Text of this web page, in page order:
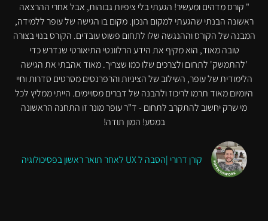
" קורס מדהים ומעשיר! הגעתי בלי ציפיות גבוהות, אבל אחרי ההרצאה
ראשונה הבנתי שהגעתי למקום הנכון. מקום בו הגישה של עופר ללמידה,
המבנה של הקורס וההנגשה שלו לתחום פשוט עובדים. הקורס בנוי בצורה
טובה מאוד, הוא מקיף את הידע הרלוונטי התיאורטי שנדרש כדי
'להתמשק' לתחום ולצרכים שלו כמו שצריך. מאוד אהבתי את הגישה
הלימודית של עופר, השילוב של הציניות והרפרנסים מסרטים סדרות וחיי
היומיום מאוד תרמו לריכוז ולהבנה של דברים מסויימים. הייתי ממליץ לכל
מי שרק יחשוב להתקרב לתחום - ד"ר עופר מונר זו התחנה הראשונה
במסע! המון תודה!
קורן דרורי |הסבה ל UX לאחר תואר ראשון בפסיכולוגיה